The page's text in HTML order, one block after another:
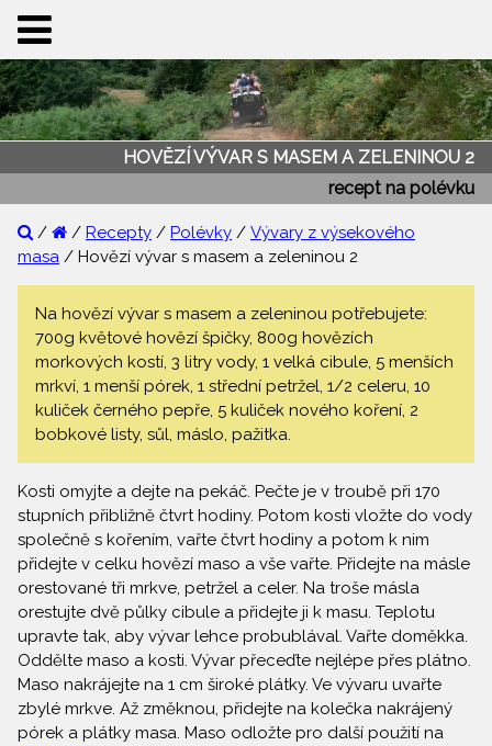
HOVĚZÍ VÝVAR S MASEM A ZELENINOU 2
recept na polévku
/ / Recepty / Polévky / Vývary z výsekového
masa / Hovězí vývar s masem a zeleninou 2
Na hovězí vývar s masem a zeleninou potřebujete:
700g květové hovězí špičky, 800g hovězích
morkových kostí, 3 litry vody, 1 velká cibule, 5 menších
mrkví, 1 menší pórek, 1 střední petržel, 1/2 celeru, 10
kuliček černého pepře, 5 kuliček nového koření, 2
bobkové listy, sůl, máslo, pažitka.
Kosti omyjte a dejte na pekáč. Pečte je v troubě při 170
stupních přibližně čtvrt hodiny. Potom kosti vložte do vody
společně s kořením, vařte čtvrt hodiny a potom k nim
přidejte v celku hovězí maso a vše vařte. Přidejte na másle
orestované tři mrkve, petržel a celer. Na troše másla
orestujte dvě půlky cibule a přidejte ji k masu. Teplotu
upravte tak, aby vývar lehce probublával. Vařte doměkka.
Oddělte maso a kosti. Vývar přeceďte nejlépe přes plátno.
Maso nakrájejte na 1 cm široké plátky. Ve vývaru uvařte
zbylé mrkve. Až změknou, přidejte na kolečka nakrájený
pórek a plátky masa. Maso odložte pro další použití na